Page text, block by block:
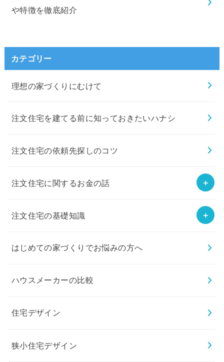
や特徴を徹底紹介
カテゴリー
理想の家づくりにむけて
注文住宅を建てる前に知っておきたいハナシ
注文住宅の依頼先探しのコツ
注文住宅に関するお金の話
注文住宅の基礎知識
はじめての家づくりでお悩みの方へ
ハウスメーカーの比較
住宅デザイン
狭小住宅デザイン